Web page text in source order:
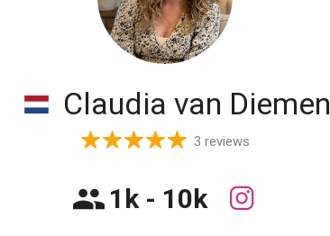
Claudia van Diemen
3 reviews
1k - 10k